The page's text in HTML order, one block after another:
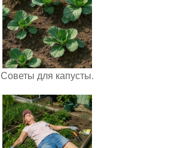
Советы для капусты.